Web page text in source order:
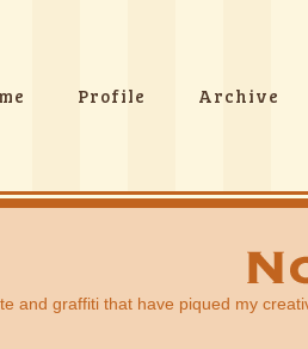
Profile Archive
and graffiti that have piqued my